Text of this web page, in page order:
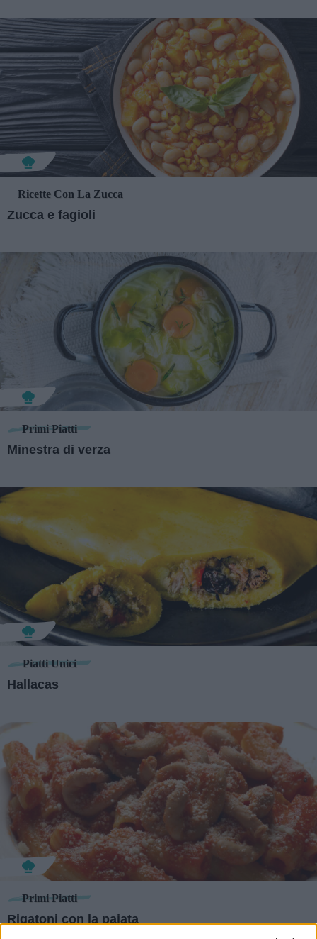
Ricette Con La Zucca
Zucca e fagioli
Primi Piatti
Minestra di verza
Piatti Unici
Hallacas
Primi Piatti
Rigatoni con la pajata